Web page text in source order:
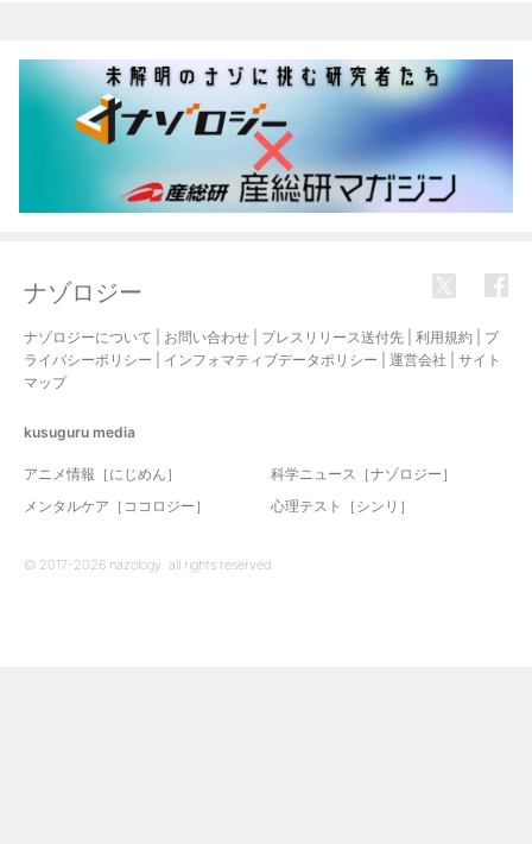
ナゾロジー
ナゾロジーについて お問い合わせ プレスリリース送付先 利用規約
プ
ライバシーポリシー
インフォマティブデータポリシー 運営会社
サイト
マップ
kusuguru media
アニメ情報［にじめん］
科学ニュース［ナゾロジー］
メンタルケア［ココロジー］
心理テスト［シンリ］
© 2017-2026 nazology. all rights reserved.